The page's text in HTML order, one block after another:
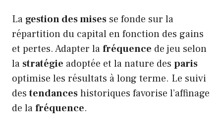
La gestion des mises se fonde sur la
répartition du capital en fonction des gains
et pertes. Adapter lafréquence de jeu selon
la stratégie adoptée et la nature des paris
optimise les résultats à long terme. Le suivi
destendanceshistoriques favorise l’affinage
de lafréquence.